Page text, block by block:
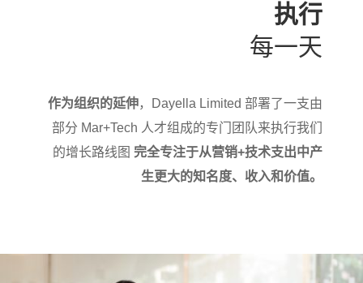
执行
每一天
作为组织的延伸，Dayella Limited 部署了一支由
部分 Mar+Tech 人才组成的专门团队来执行我们
的增长路线图 完全专注于从营销+技术支出中产
生更大的知名度、收入和价值。